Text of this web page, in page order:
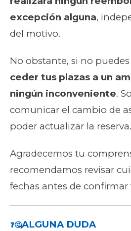
excepción alguna,
del motivo.
No obstante, si no puedes
ceder tus plazas a un
ningún inconveniente.
comunicar el cambio de
poder actualizar la reserva.
Agradecemos tu
recomendamos revisar
fechas antes de confirmar
❓🤔ALGUNA DUDA